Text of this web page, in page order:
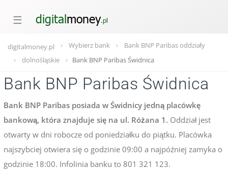
☰
digitalmoney.pl Wybierz bank
Bank BNP Paribas oddziały
dolnośląskie
Bank BNP Paribas Świdnica
Bank BNP Paribas Świdnica
Bank BNP Paribas posiada w Świdnicy jedną placówkę
bankową, która znajduje się na ul. Różana 1. Oddział jest
otwarty w dni robocze od poniedziałku do piątku. Placówka
najszybciej otwiera się o godzinie 09:00 a najpóźniej zamyka o
godzinie 18:00. Infolinia banku to 801 321 123.